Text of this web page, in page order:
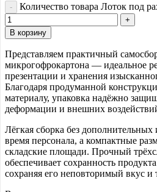
Количество товара Лоток под
В корзину
Представляем практичный
микрогофрокартона — идеальное
презентации и хранения
Благодаря продуманной
материалу, упаковка надёжно
деформации и внешних
Лёгкая сборка без
время персонала, а компактные
складские площади. Прочный
обеспечивает сохранность
сохраняя его неповторимый вкус и